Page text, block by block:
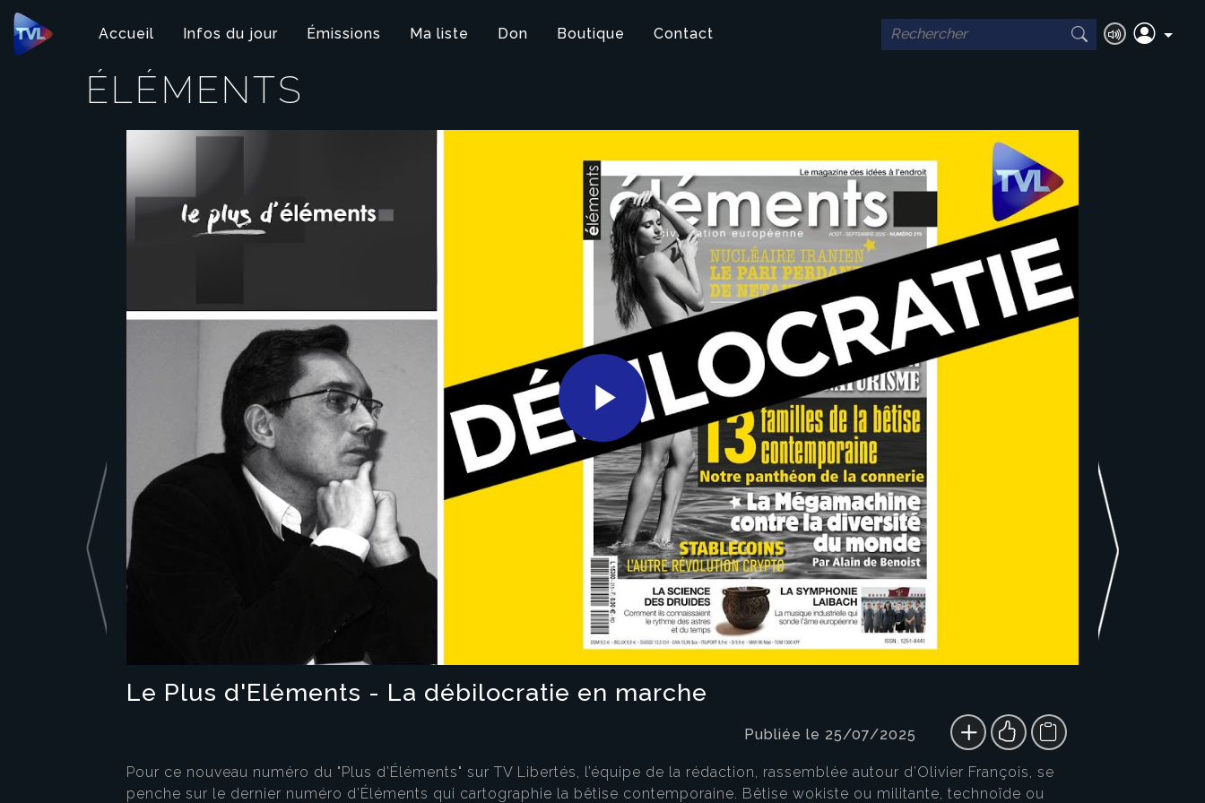
Panneau de gestion des cookies
Accueil Infos du jour Émissions Ma liste Don Boutique Contact
ÉLÉMENTS
Play
Video
Le Plus d'Eléments - La débilocratie en marche
Publiée le 25/07/2025
Pour ce nouveau numéro du "Plus d’Éléments" sur TV Libertés, l’équipe de la rédaction, rassemblée autour d’Olivier François, se
penche sur le dernier numéro d’Éléments qui cartographie la bêtise contemporaine. Bêtise wokiste ou militante, technoïde ou